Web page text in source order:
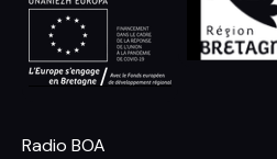
Radio BOA